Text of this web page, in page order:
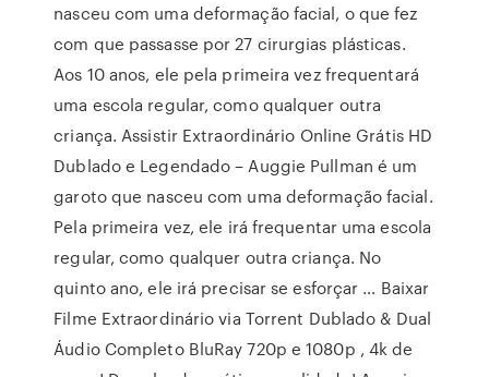
nasceu com uma deformação facial, o que fez
com que passasse por 27 cirurgias plásticas.
Aos 10 anos, ele pela primeira vez frequentará
uma escola regular, como qualquer outra
criança. Assistir Extraordinário Online Grátis HD
Dublado e Legendado – Auggie Pullman é um
garoto que nasceu com uma deformação facial.
Pela primeira vez, ele irá frequentar uma escola
regular, como qualquer outra criança. No
quinto ano, ele irá precisar se esforçar … Baixar
Filme Extraordinário via Torrent Dublado & Dual
Áudio Completo BluRay 720p e 1080p , 4k de